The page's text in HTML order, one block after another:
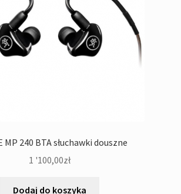
MP 240 BTA słuchawki douszne
1 '100,00zł
Dodaj do koszyka